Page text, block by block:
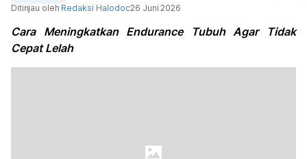
Ditinjau oleh Redaksi Halodoc26 Juni 2026
Cara Meningkatkan Endurance Tubuh Agar Tidak
Cepat Lelah